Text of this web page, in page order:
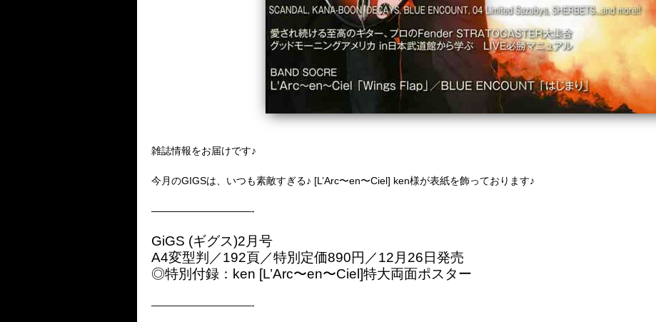
雑誌情報をお届けです♪
今月のGIGSは、いつも素敵すぎる♪ [L’Arc〜en〜Ciel] ken様が表紙を飾っております♪
——————————-
GiGS (ギグス)2月号
A4変型判／192頁／特別定価890円／12月26日発売
◎特別付録：ken [L’Arc〜en〜Ciel]特大両面ポスター
——————————-